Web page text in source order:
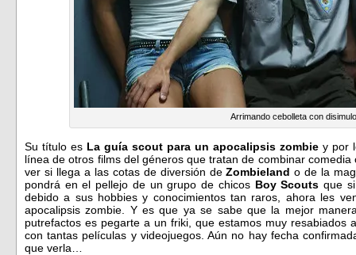
Arrimando cebolleta con
Su título es La guía scout para un apocalipsis zombie y por
línea de otros films del géneros que tratan de combinar
ver si llega a las cotas de diversión deZombieland o de la
pondrá en el pellejo de un grupo de chicos Boy Scouts que
debido a sus hobbies y conocimientos tan raros, ahora les
apocalipsis zombie. Y es que ya se sabe que la mejor
putrefactos es pegarte a un friki, que estamos muy resabiados
con tantas películas y videojuegos. Aún no hay fecha
que verla…